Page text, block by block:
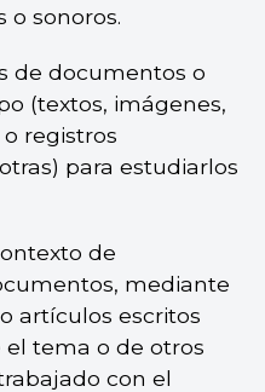
o sonoros.
de documentos o
(textos, imágenes,
registros
para estudiarlos
de
mediante
artículos escritos
tema o de otros
con el